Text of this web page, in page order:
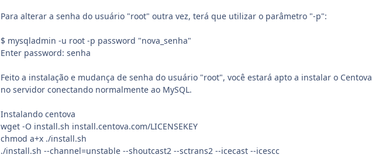
Para alterar a senha do usuário "root" outra vez, terá que utilizar o parâmetro "-p":
$ mysqladmin -u root -p password "nova_senha"
Enter password: senha
Feito a instalação e mudança de senha do usuário "root", você estará apto a instalar o Centova
no servidor conectando normalmente ao MySQL.
Instalando centova
wget -O install.sh install.centova.com/LICENSEKEY
chmod a+x ./install.sh
./install.sh --channel=unstable --shoutcast2 --sctrans2 --icecast --icescc